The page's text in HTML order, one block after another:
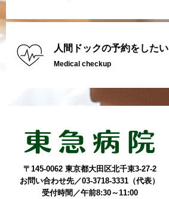
人間ドックの予約をしたい
Medical checkup
〒145-0062 東京都大田区北千束3-27-2
お問い合わせ先／03-3718-3331（代表）
受付時間／午前8:30～11:00